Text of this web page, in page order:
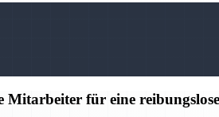
Mitarbeiter für eine